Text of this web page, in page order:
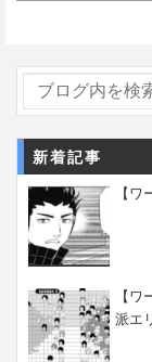
新着記事
【
【
派エ